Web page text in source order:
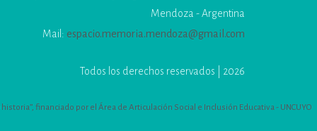
Mendoza - Argentina
Mail: espacio.memoria.mendoza@gmail.com
Todos los derechos reservados | 2026
financiado por el Área de Articulación Social e Inclusión Educativa - UNCUYO